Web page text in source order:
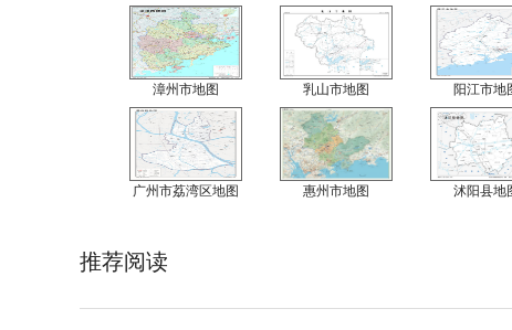
漳州市地图 乳山市地图 阳江市地
广州市荔湾区地图 惠州市地图 沭阳县地
推荐阅读